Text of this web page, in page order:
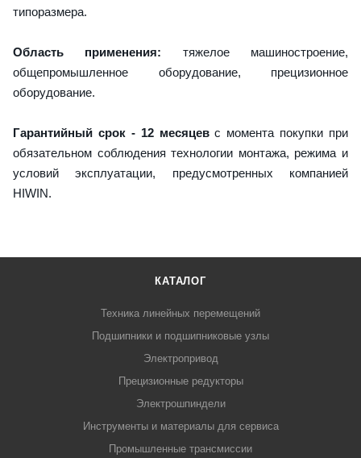
типоразмера.
Область применения: тяжелое машиностроение,
общепромышленное оборудование, прецизионное
оборудование.
Гарантийный срок - 12 месяцевс момента покупки при
обязательном соблюдения технологии монтажа, режима и
условий эксплуатации, предусмотренных компанией
HIWIN.
КАТАЛОГ
Техника линейных перемещений
Подшипники и подшипниковые узлы
Электропривод
Прецизионные редукторы
Электрошпиндели
Инструменты и материалы для сервиса
Промышленные трансмиссии